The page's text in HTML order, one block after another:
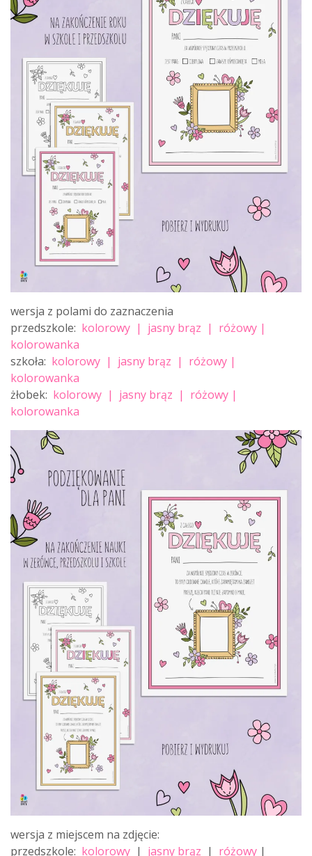
wersja z polami do zaznaczenia
przedszkole: kolorowy | jasny brąz | różowy |
kolorowanka
szkoła: kolorowy | jasny brąz | różowy |
kolorowanka
żłobek: kolorowy | jasny brąz | różowy |
kolorowanka
wersja z miejscem na zdjęcie:
przedszkole: kolorowy | jasny brąz | różowy |